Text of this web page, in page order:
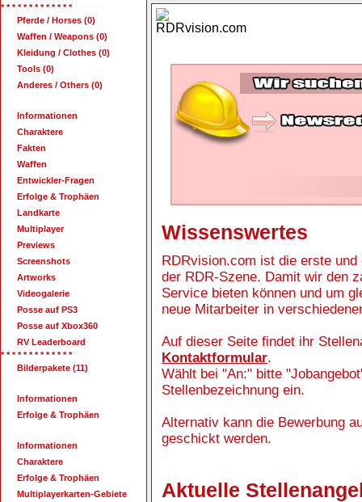
* * * * * * * * * * * * *
Pferde / Horses (0)
Waffen / Weapons (0)
Kleidung / Clothes (0)
Tools (0)
Anderes / Others (0)
Informationen
Charaktere
Fakten
Waffen
Entwickler-Fragen
Erfolge & Trophäen
Landkarte
Multiplayer
Previews
Screenshots
Artworks
Videogalerie
Posse auf PS3
Posse auf Xbox360
RV Leaderboard
* * * * * * * * * * * * *
Bilderpakete (11)
Informationen
Erfolge & Trophäen
Informationen
Charaktere
Erfolge & Trophäen
Multiplayerkarten-Gebiete
Wissenswertes
RDRvision.com ist die erste
der RDR-Szene. Damit wir den
Service bieten können und um
neue Mitarbeiter in
Auf dieser Seite findet ihr
Kontaktformular.
Wählt bei "An:" bitte
Stellenbezeichnung ein.
Alternativ kann die Bewerbung
geschickt werden.
Aktuelle